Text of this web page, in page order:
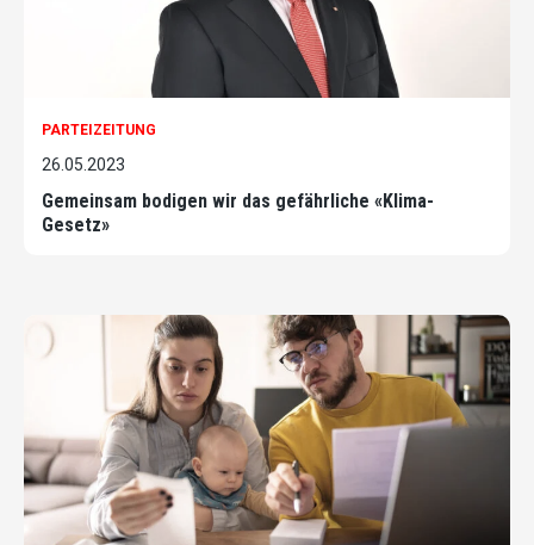
PARTEIZEITUNG
26.05.2023
Gemeinsam bodigen wir das gefährliche «Klima-
Gesetz»